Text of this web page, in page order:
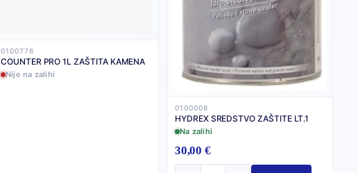
0100776
COUNTER PRO 1L ZAŠTITA KAMENA
Nije na zalihi
0100008
HYDREX SREDSTVO ZAŠTITE LT.1
Na zalihi
30,00 €